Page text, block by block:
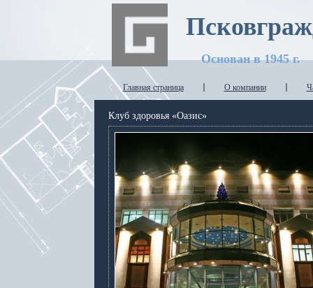
Основан в 1945 г.
Главная страница О компании
Клуб здоровья «Оазис»